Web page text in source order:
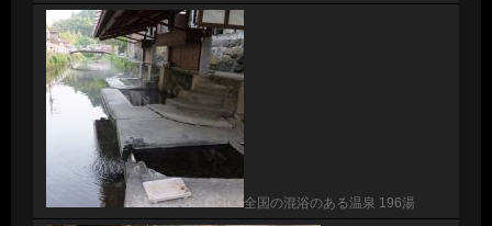
全国の混浴のある温泉 196湯